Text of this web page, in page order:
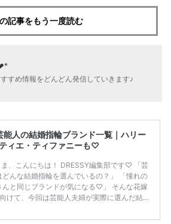
記事をもう一度読む
すめ情報をどんどん発信していきます♪
能人の結婚指輪ブランド一覧｜ハリー
ィエ・ティファニーも♡
、こんにちは！ DRESSY編集部です♡ 「芸
どんな結婚指輪を選んでいるの？」 「憧れの
んと同じブランドが気になる♡」 そんな花嫁
けて、今回は芸能人夫婦が実際に選んだ結婚
ストンやカルティエ、ティファニーなど世界